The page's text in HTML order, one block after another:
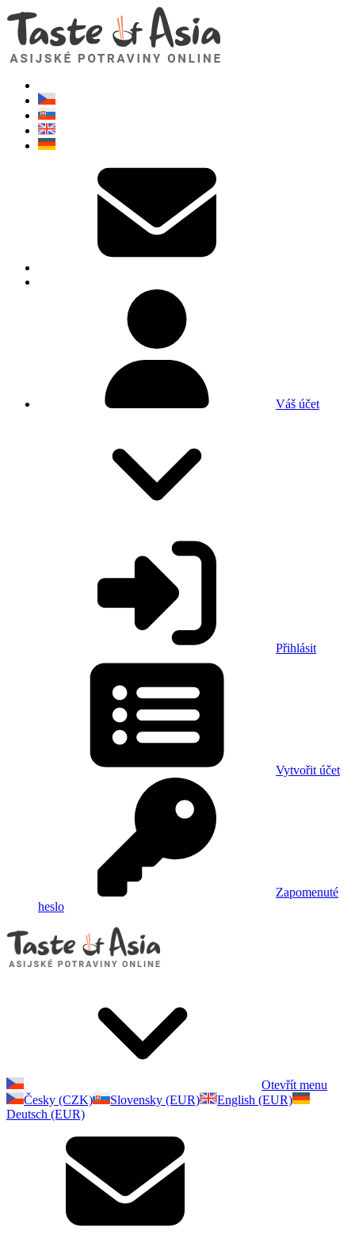
Váš účet
Přihlásit
Vytvořit účet
Zapomenuté
heslo
Otevřít menu
Česky (CZK)
Slovensky (EUR)
English (EUR)
Deutsch (EUR)
TasteOfAsia.cz
Neváhejte se zeptat. Jsem tady pro vás!